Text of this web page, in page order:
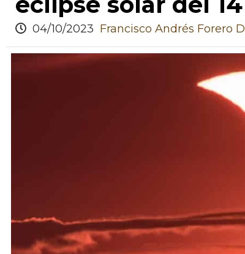
04/10/2023 Francisco Andrés Forero